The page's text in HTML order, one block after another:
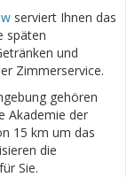
serviert Ihnen das
späten
und
Zimmerservice.
gehören
Akademie der
15 km um das
die
Sie.